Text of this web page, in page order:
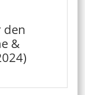
den
&